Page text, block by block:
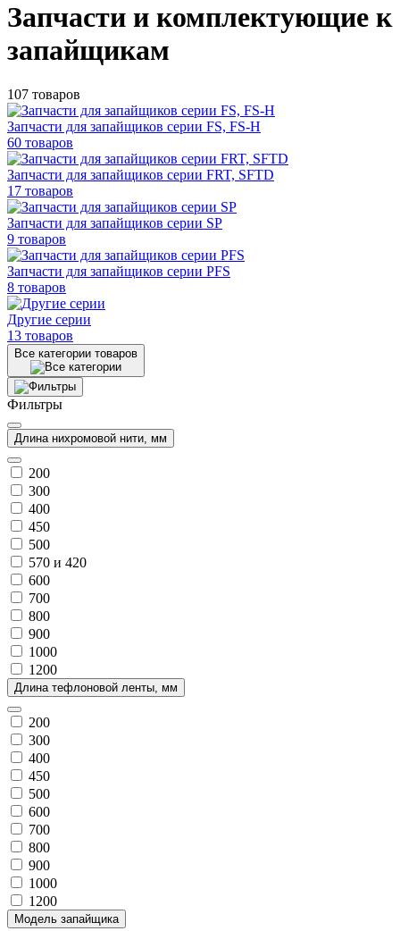
Запчасти и комплектующие к
запайщикам
107 товаров
Запчасти для запайщиков серии FS, FS-H
60 товаров
Запчасти для запайщиков серии FRT, SFTD
17 товаров
Запчасти для запайщиков серии SP
9 товаров
Запчасти для запайщиков серии PFS
8 товаров
Другие серии
13 товаров
Все категории товаров
Фильтры
Длина нихромовой нити, мм
200
300
400
450
500
570 и 420
600
700
800
900
1000
1200
Длина тефлоновой ленты, мм
200
300
400
450
500
600
700
800
900
1000
1200
Модель запайщика